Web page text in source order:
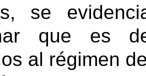
se
que es
al régimen